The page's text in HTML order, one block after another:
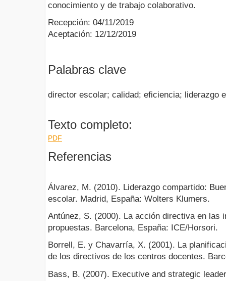
conocimiento y de trabajo colaborativo.
Recepción: 04/11/2019
Aceptación: 12/12/2019
Palabras clave
director escolar; calidad; eficiencia; liderazgo
Texto completo:
PDF
Referencias
Álvarez, M. (2010). Liderazgo compartido:
escolar. Madrid, España: Wolters Klumers.
Antúnez, S. (2000). La acción directiva en las
propuestas. Barcelona, España: ICE/Horsori.
Borrell, E. y Chavarría, X. (2001). La
de los directivos de los centros docentes.
Bass, B. (2007). Executive and strategic